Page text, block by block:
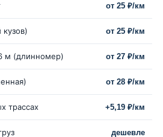
от 25 ₽/км
кузов) от 25 ₽/км
м (длинномер) от 27 ₽/км
от 28 ₽/км
трассах +5,19 ₽/км
дешевле